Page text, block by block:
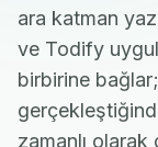
ara katman
ve Todify
birbirine
zamanlı